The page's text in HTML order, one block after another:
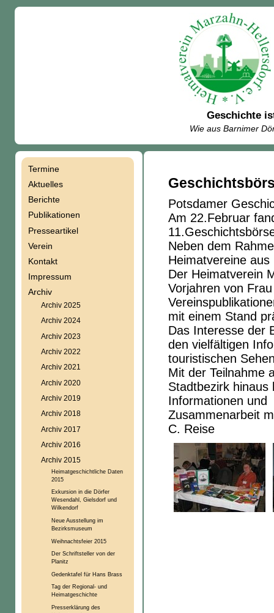
Geschichte
Wie aus Barnimer
Potsdamer
Am 22.Februar
Neben dem
Heimatvereine
Der Heimatverein
Vorjahren von
mit einem Stand
Das Interesse der
den vielfältigen
touristischen
Mit der Teilnahme
Stadtbezirk hinaus
Informationen und
Zusammenarbeit
C. Reise
Termine
Aktuelles
Berichte
Publikationen
Presseartikel
Verein
Kontakt
Impressum
Archiv
Archiv 2025
Archiv 2024
Archiv 2023
Archiv 2022
Archiv 2021
Archiv 2020
Archiv 2019
Archiv 2018
Archiv 2017
Archiv 2016
Archiv 2015
Heimatgeschichtliche Daten
2015
Exkursion in die Dörfer
Wesendahl, Gielsdorf und
Wilkendorf
Neue Ausstellung im
Bezirksmuseum
Weihnachtsfeier 2015
Der Schriftsteller von der
Planitz
Gedenktafel für Hans Brass
Tag der Regional- und
Heimatgeschichte
Presserklärung des